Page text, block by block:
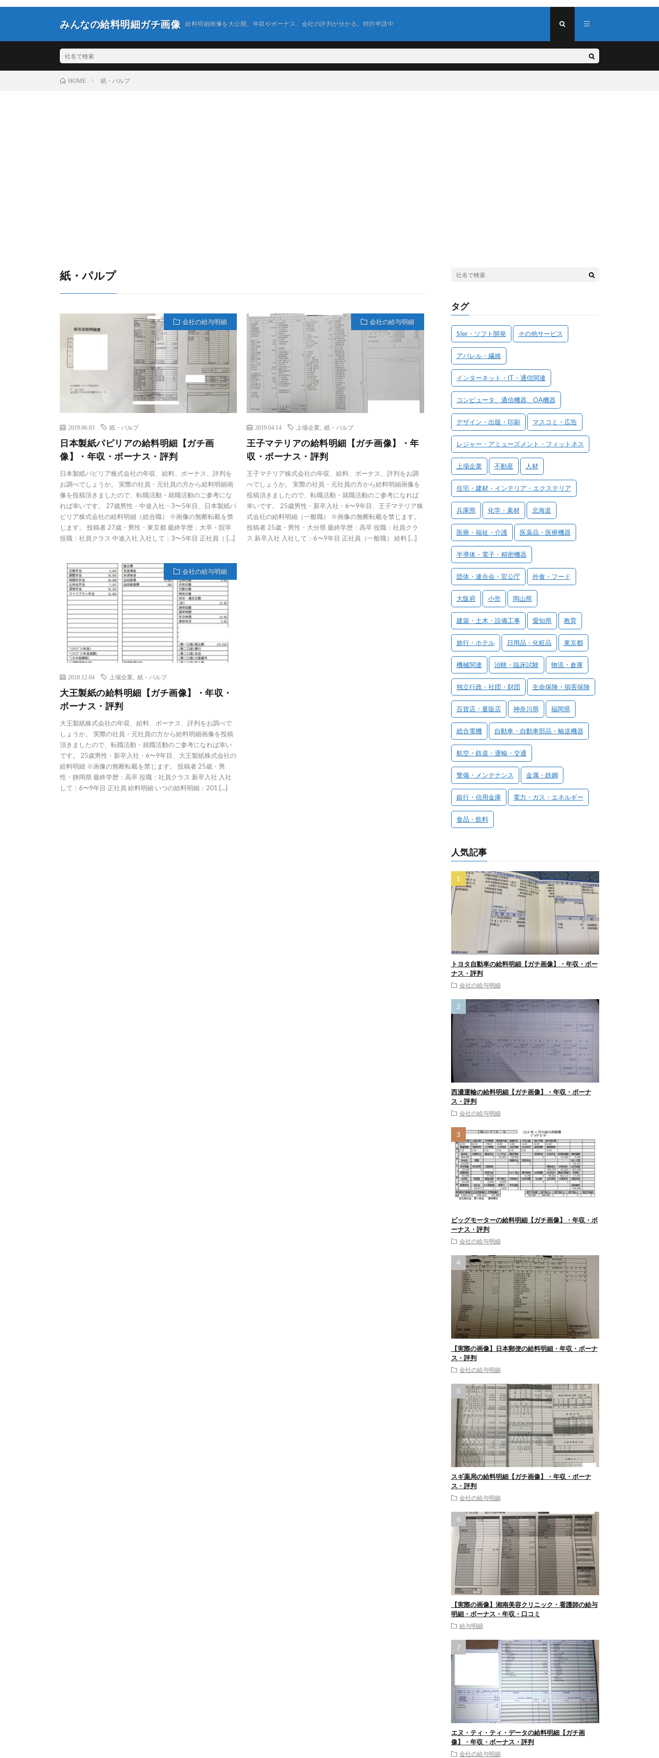
みんなの給料明細ガチ画像 給料明細画像を大公開。年収やボーナス、会社の評判が分かる。特許申請中
HOME 紙・パルプ
紙・パルプ
会社の給与明細
2019.06.03 紙・パルプ
日本製紙パピリアの給料明細【ガチ画
像】・年収・ボーナス・評判
日本製紙パピリア株式会社の年収、給料、ボーナス、評判を
お調べでしょうか。 実際の社員・元社員の方から給料明細画
像を投稿頂きましたので、転職活動・就職活動のご参考にな
れば幸いです。 27歳男性・中途入社・3〜5年目、日本製紙パ
ピリア株式会社の給料明細（総合職） ※画像の無断転載を禁
じます。 投稿者 27歳・男性・東京都 最終学歴：大卒・院卒
役職：社員クラス 中途入社 入社して：3〜5年目 正社員（ […]
会社の給与明細
2019.04.14 上場企業 ,紙・パルプ
王子マテリアの給料明細【ガチ画像】・年
収・ボーナス・評判
王子マテリア株式会社の年収、給料、ボーナス、評判をお調
べでしょうか。 実際の社員・元社員の方から給料明細画像を
投稿頂きましたので、転職活動・就職活動のご参考になれば
幸いです。 25歳男性・新卒入社・6〜9年目、王子マテリア株
式会社の給料明細（一般職） ※画像の無断転載を禁じます。
投稿者 25歳・男性・大分県 最終学歴：高卒 役職：社員クラ
ス 新卒入社 入社して：6〜9年目 正社員（一般職） 給料 […]
会社の給与明細
2018.12.04 上場企業 紙・パルプ
大王製紙の給料明細【ガチ画像】・年収・
ボーナス・評判
大王製紙株式会社の年収、給料、ボーナス、評判をお調べで
しょうか。 実際の社員・元社員の方から給料明細画像を投稿
頂きましたので、転職活動・就職活動のご参考になれば幸い
です。 25歳男性・新卒入社・6〜9年目、大王製紙株式会社の
給料明細 ※画像の無断転載を禁じます。 投稿者 25歳・男
性・静岡県 最終学歴：高卒 役職：社員クラス 新卒入社 入社
して：6〜9年目 正社員 給料明細 いつの給料明細：201 […]
タグ
SIer・ソフト開発 その他サービス
アパレル・繊維
インターネット・IT・通信関連
コンピュータ、通信機器、OA機器
デザイン・出版・印刷 マスコミ・広告
レジャー・アミューズメント・フィットネス
上場企業 不動産 人材
住宅・建材・インテリア・エクステリア
兵庫県 化学・素材 北海道
医療・福祉・介護 医薬品・医療機器
半導体・電子・精密機器
団体・連合会・官公庁 外食・フード
大阪府 小売 岡山県
建築・土木・設備工事 愛知県 教育
旅行・ホテル 日用品・化粧品 東京都
機械関連 治験・臨床試験 物流・倉庫
独立行政・社団・財団 生命保険・損害保険
百貨店・量販店 神奈川県 福岡県
総合電機 自動車・自動車部品・輸送機器
航空・鉄道・運輸・交通
警備・メンテナンス 金属・鉄鋼
銀行・信用金庫 電力・ガス・エネルギー
食品・飲料
人気記事
トヨタ自動車の給料明細【ガチ画像】・年収・ボー
ナス・評判
会社の給与明細
西濃運輸の給料明細【ガチ画像】・年収・ボーナ
ス・評判
会社の給与明細
ビッグモーターの給料明細【ガチ画像】・年収・ボ
ーナス・評判
会社の給与明細
【実際の画像】日本郵便の給料明細・年収・ボーナ
ス・評判
会社の給与明細
スギ薬局の給料明細【ガチ画像】・年収・ボーナ
ス・評判
会社の給与明細
【実際の画像】湘南美容クリニック・看護師の給与
明細・ボーナス・年収・口コミ
給与明細
エヌ・ティ・ティ・データの給料明細【ガチ画
像】・年収・ボーナス・評判
会社の給与明細